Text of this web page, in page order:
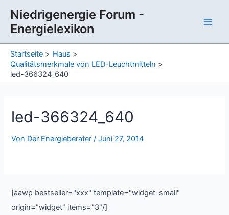
Inhalt
springen
Niedrigenergie Forum -
Energielexikon
Startseite
Haus
Qualitätsmerkmale von LED-Leuchtmitteln
led-366324_640
led-366324_640
Von Der Energieberater/Juni 27, 2014
[aawp bestseller="xxx" template="widget-small"
origin="widget" items="3"/]